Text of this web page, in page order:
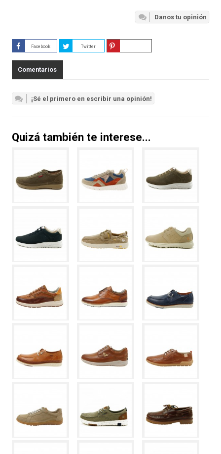
Danos tu opinión
Facebook Twitter
Comentarios
¡Sé el primero en escribir una opinión!
Quizá también te interese...